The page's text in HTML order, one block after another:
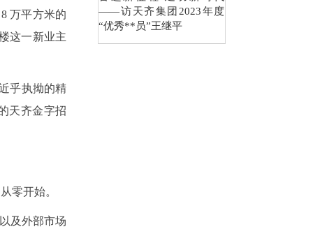
万平方米的
这一新业主
乎执拗的精
天齐金字招
零开始。
及外部市场
——访天齐集团2023年度
“优秀**员”王继平